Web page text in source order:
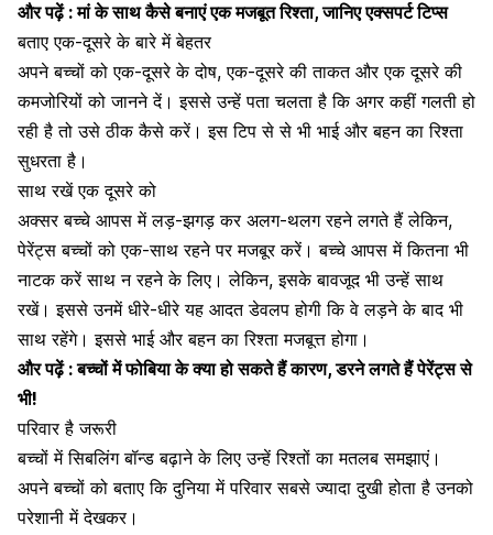
और पढ़ें :मां के साथ कैसे बनाएं एक मजबूत रिश्ता, जानिए एक्सपर्ट टिप्स
बताए एक-दूसरे के बारे में बेहतर
अपने बच्चों को एक-दूसरे के दोष, एक-दूसरे की ताकत और एक दूसरे की
कमजोरियों को जानने दें। इससे उन्हें पता चलता है कि अगर कहीं गलती हो
रही है तो उसे ठीक कैसे करें। इस टिप से से भी भाई और बहन का रिश्ता
सुधरता है।
साथ रखें एक दूसरे को
अक्सर बच्चे आपस में लड़-झगड़ कर अलग-थलग रहने लगते हैं लेकिन,
पेरेंट्स बच्चों को एक-साथ रहने पर मजबूर करें। बच्चे आपस में कितना भी
नाटक करें साथ न रहने के लिए। लेकिन, इसके बावजूद भी उन्हें साथ
रखें।इससे उनमें धीरे-धीरे यह आदत डेवलप होगी कि वे लड़ने के बाद भी
साथ रहेंगे।इससे भाई और बहन का रिश्ता मजबूत्त होगा।
और पढ़ें :बच्चों में फोबिया के क्या हो सकते हैं कारण, डरने लगते हैं पेरेंट्स से
भी!
परिवार है जरूरी
बच्चों में सिबलिंग बॉन्ड बढ़ाने के लिएउन्हें रिश्तों का मतलब समझाएं।
अपने बच्चों को बताए कि दुनिया में परिवार सबसे ज्यादा दुखी होता है उनको
परेशानी में देखकर।